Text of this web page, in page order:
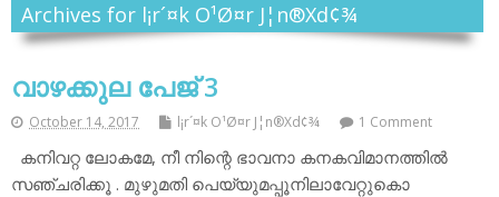
Archives for l¡r´¤k O¹Ø¤r J¦n®Xd¢¾
വാഴക്കുല പേജ് 3
October 14, 2017 l¡r´¤k O¹Ø¤r J¦n®Xd¢¾ 1 Comment
കനിവറ്റ ലോകമേ, നീ നിന്റെ ഭാവനാ കനകവിമാനത്തില്‍
സഞ്ചരിക്കൂ . മുഴുമതി പെയ്യുമപ്പൂനിലാവേറ്റുകൊ